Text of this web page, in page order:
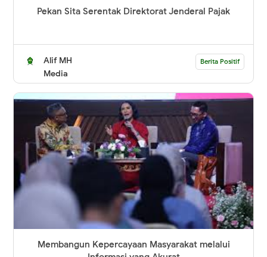
Pekan Sita Serentak Direktorat Jenderal Pajak
Alif MH
Media
Berita Positif
Membangun Kepercayaan Masyarakat melalui